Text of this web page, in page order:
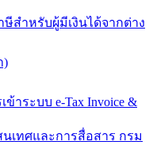
สำหรับผู้มีเงินได้จากต่าง
)
าระบบ e-Tax Invoice &
เทศและการสื่อสาร กรม